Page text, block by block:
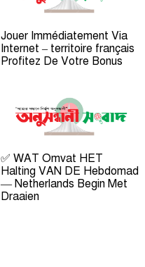
Jouer Immédiatement Via
Internet – territoire français
Profitez De Votre Bonus
✅ WAT Omvat HET
Halting VAN DE Hebdomad
— Netherlands Begin Met
Draaien